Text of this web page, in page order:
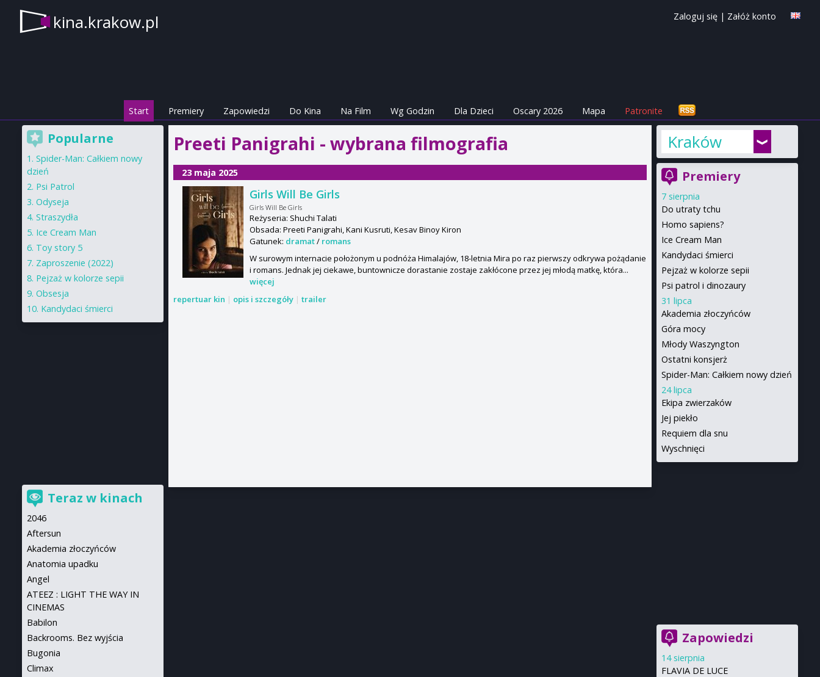
kina.krakow.pl Zaloguj się | Załóż konto
Start Premiery Zapowiedzi Do Kina Na Film Wg Godzin Dla Dzieci Oscary 2026 Mapa Patronite
Preeti Panigrahi - wybrana filmografia
23 maja 2025
Girls Will Be Girls
Girls Will Be Girls
Reżyseria: Shuchi Talati
Obsada: Preeti Panigrahi, Kani Kusruti, Kesav Binoy Kiron
Gatunek: dramat/ romans
W surowym internacie położonym u podnóża Himalajów, 18-letnia Mira po raz pierwszy odkrywa pożądanie
i romans. Jednak jej ciekawe, buntownicze dorastanie zostaje zakłócone przez jej młodą matkę, która...
więcej
repertuar kin | opis i szczegóły | trailer
Kraków
Premiery
7 sierpnia
Do utraty tchu
Homo sapiens?
Ice Cream Man
Kandydaci śmierci
Pejzaż w kolorze sepii
Psi patrol i dinozaury
31 lipca
Akademia złoczyńców
Góra mocy
Młody Waszyngton
Ostatni konsjerż
Spider-Man: Całkiem nowy dzień
24 lipca
Ekipa zwierzaków
Jej piekło
Requiem dla snu
Wyschnięci
Zapowiedzi
14 sierpnia
FLAVIA DE LUCE
Popularne
Spider-Man: Całkiem nowy
dzień
Psi Patrol
Odyseja
Straszydła
Ice Cream Man
Toy story 5
Zaproszenie (2022)
Pejzaż w kolorze sepii
Obsesja
Kandydaci śmierci
Teraz w kinach
2046
Aftersun
Akademia złoczyńców
Anatomia upadku
Angel
ATEEZ : LIGHT THE WAY IN
CINEMAS
Babilon
Backrooms. Bez wyjścia
Bugonia
Climax